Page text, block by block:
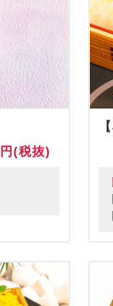
(税抜)